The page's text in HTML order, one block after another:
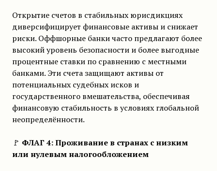
Открытие счетов в стабильных юрисдикциях
диверсифицирует финансовые активы и снижает
риски. Оффшорные банки часто предлагают более
высокий уровень безопасности и более выгодные
процентные ставки по сравнению с местными
банками. Эти счета защищают активы от
потенциальных судебных исков и
государственного вмешательства, обеспечивая
финансовую стабильность в условиях глобальной
неопределённости.
🚩 ФЛАГ 4: Проживание в странах с низким
или нулевым налогообложением